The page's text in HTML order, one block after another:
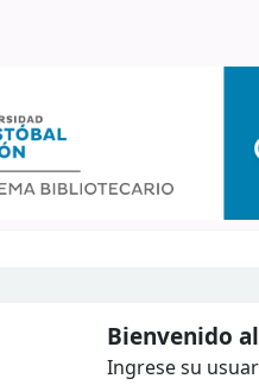
Bienvenido
Ingrese su